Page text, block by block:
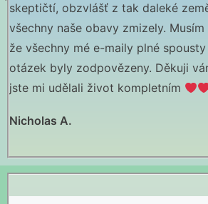
skeptičtí, obzvlášť z tak daleké
všechny naše obavy zmizely. Musím
že všechny mé e-maily plné spousty
otázek byly zodpovězeny. Děkuji
jste mi udělali život kompletním
Nicholas A.